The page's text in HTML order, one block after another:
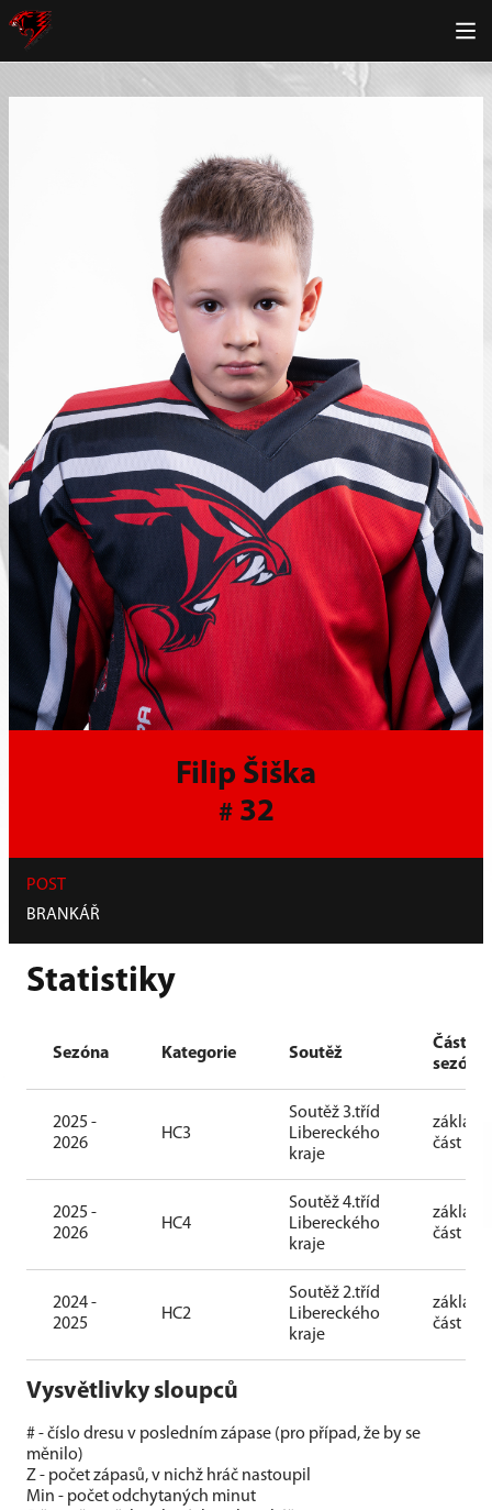
Filip Šiška
# 32
POST
BRANKÁŘ
Statistiky
Sezóna Kategorie Soutěž
Část
sezóny
2025 -
2026
HC3
Soutěž 3.tříd
Libereckého
kraje
část
2025 -
2026
HC4
Soutěž 4.tříd
Libereckého
kraje
část
2024 -
2025
HC2
Soutěž 2.tříd
Libereckého
kraje
část
Vysvětlivky sloupců
# - číslo dresu v posledním zápase (pro případ, že by se
měnilo)
Z - počet zápasů, v nichž hráč nastoupil
Min - počet odchytaných minut